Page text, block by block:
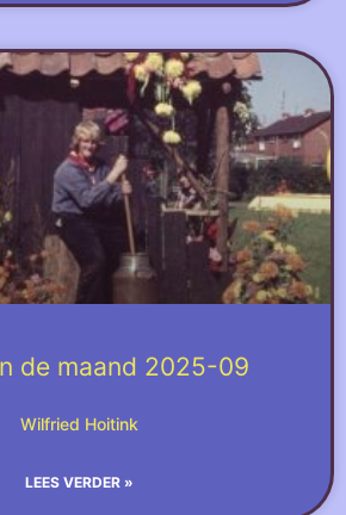
de maand 2025-09
Wilfried Hoitink
LEES VERDER »